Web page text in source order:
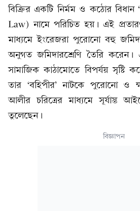
বিক্রির একটি নির্মম ও কঠোর বিধান
Law) নামে পরিচিত হয়। এই
মাধ্যমে ইংরেজরা পুরোনো বহু
অনুগত জমিদারশ্রেণি তৈরি করেন।
সামাজিক কাঠামোতে বিপর্যয় সৃষ্টি
তার ‘বহিপীর’ নাটকে পুরোনো ও
আলীর চরিত্রের মাধ্যমে সূর্যাস্ত
তুলেছেন।
বিজ্ঞাপন